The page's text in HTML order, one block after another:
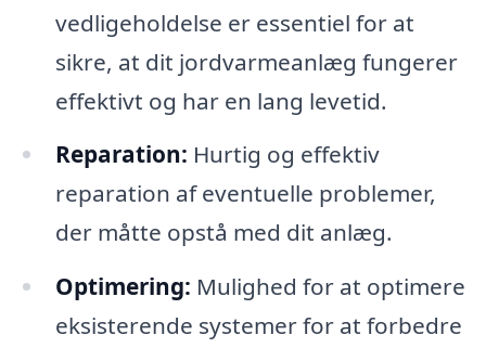
vedligeholdelse er essentiel for at
sikre, at dit jordvarmeanlæg fungerer
effektivt og har en lang levetid.
Reparation: Hurtig og effektiv
reparation af eventuelle problemer,
der måtte opstå med dit anlæg.
Optimering: Mulighed for at optimere
eksisterende systemer for at forbedre